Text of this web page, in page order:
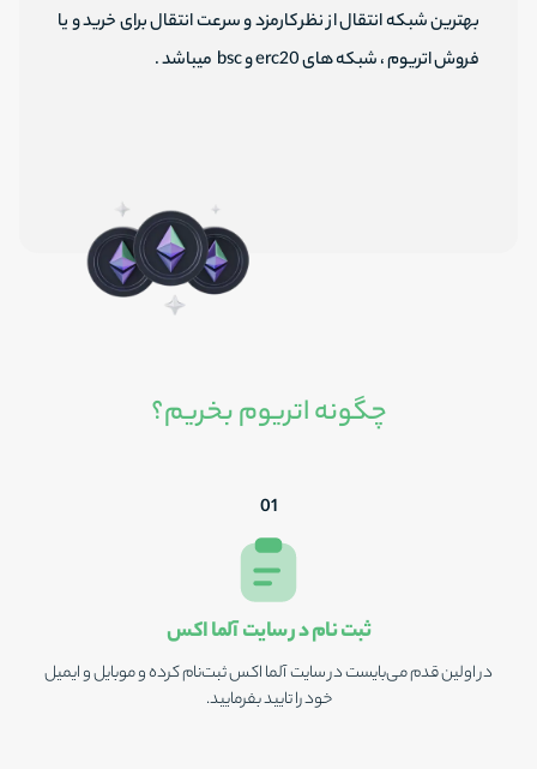
بهترین شبکه انتقال از نظر کارمزد و سرعت انتقال برای خرید و یا
فروش اتریوم ، شبکه های erc20 و bsc میباشد .
چگونه اتریوم بخریم؟
01
ثبت‌ نام در سایت آلما اکس
در اولین قدم می‌‎بایست در سایت آلما اکس ثبت‌نام کرده و موبایل و ایمیل
خود را تایید بفرمایید.